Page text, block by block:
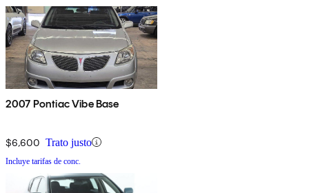
2007 Pontiac Vibe Base
$6,600 Trato justo
Incluye tarifas de conc.